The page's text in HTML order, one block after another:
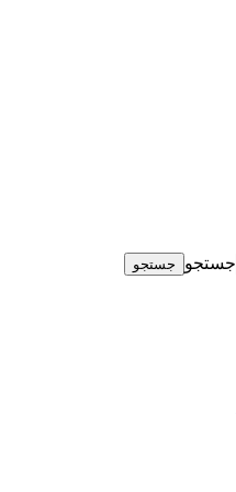
جستجو